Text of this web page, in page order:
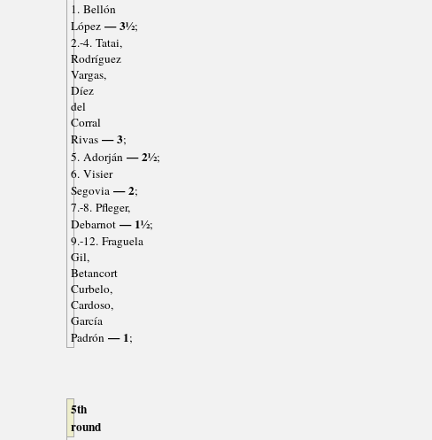
1. Bellón
López— 3½;
2.-4. Tatai,
Rodríguez
Vargas,
Díez
del
Corral
Rivas— 3;
5. Adorján— 2½;
6. Visier
Segovia— 2;
7.-8. Pfleger,
Debarnot— 1½;
9.-12. Fraguela
Gil,
Betancort
Curbelo,
Cardoso,
García
Padrón— 1;
5th
round